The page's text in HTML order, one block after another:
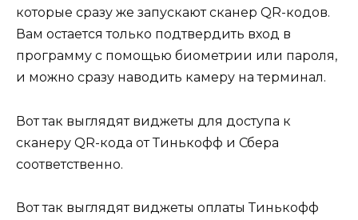
которые сразу же запускают сканер QR-кодов.
Вам остается только подтвердить вход в
программу с помощью биометрии или пароля,
и можно сразу наводить камеру на терминал.
Вот так выглядят виджеты для доступа к
сканеру QR-кода от Тинькофф и Сбера
соответственно.
Вот так выглядят виджеты оплаты Тинькофф